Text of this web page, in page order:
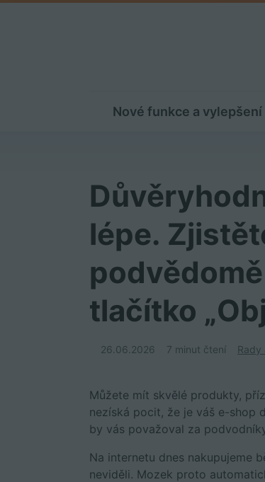
Nové funkce a vylepšení
lépe.
tlačítko
26.06.2026 7 minut čtení Rady
Můžete mít skvělé produkty,
nezíská pocit, že je váš e-shop
by vás považoval za
Na internetu dnes nakupujeme
neviděli. Mozek proto